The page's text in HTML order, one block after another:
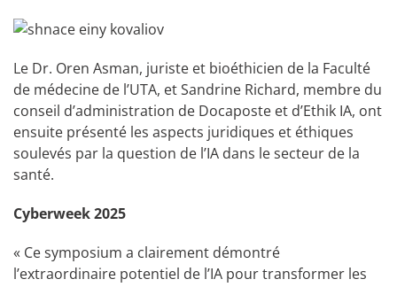
Le Dr. Oren Asman, juriste et bioéthicien de la Faculté
de médecine de l’UTA, et Sandrine Richard, membre du
conseil d’administration de Docaposte et d’Ethik IA, ont
ensuite présenté les aspects juridiques et éthiques
soulevés par la question de l’IA dans le secteur de la
santé.
Cyberweek 2025
« Ce symposium a clairement démontré
l’extraordinaire potentiel de l’IA pour transformer les